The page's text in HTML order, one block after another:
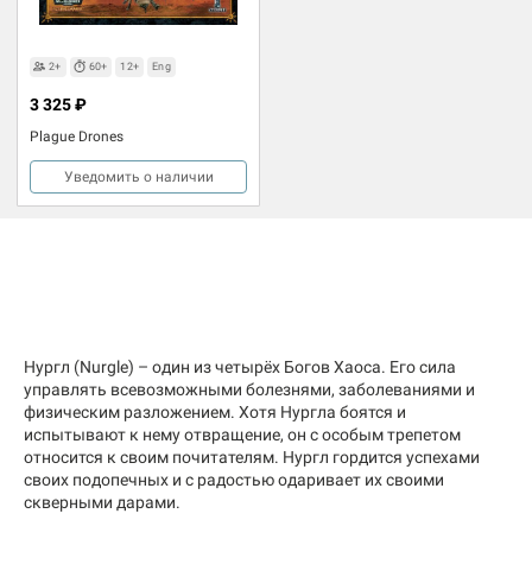
2+ 60+ 12+ Eng
Plague Drones
3 325 ₽
Уведомить о наличии
Нургл (Nurgle) – один из четырёх Богов Хаоса. Его сила
управлять всевозможными болезнями, заболеваниями и
физическим разложением. Хотя Нургла боятся и
испытывают к нему отвращение, он с особым трепетом
относится к своим почитателям. Нургл гордится успехами
своих подопечных и с радостью одаривает их своими
скверными дарами.